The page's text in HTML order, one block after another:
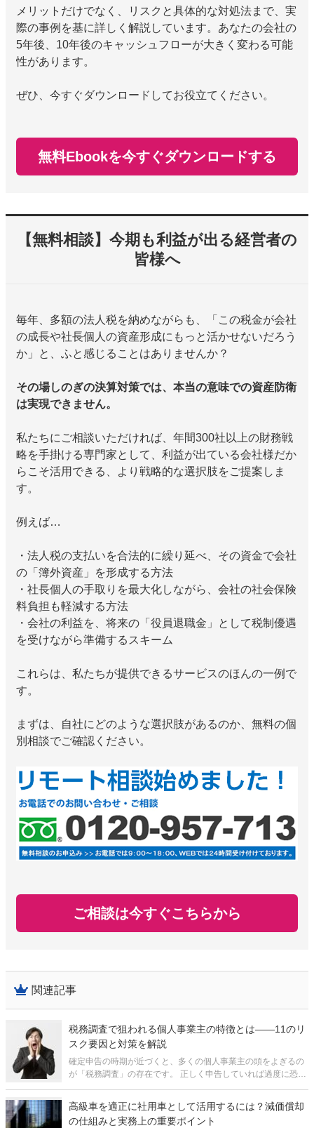
メリットだけでなく、リスクと具体的な対処法まで、実
際の事例を基に詳しく解説しています。あなたの会社の
5年後、10年後のキャッシュフローが大きく変わる可能
性があります。
ぜひ、今すぐダウンロードしてお役立てください。
無料Ebookを今すぐダウンロードする
【無料相談】今期も利益が出る経営者の
皆様へ
毎年、多額の法人税を納めながらも、「この税金が会社
の成長や社長個人の資産形成にもっと活かせないだろう
か」と、ふと感じることはありませんか？
その場しのぎの決算対策では、本当の意味での資産防衛
は実現できません。
私たちにご相談いただければ、年間300社以上の財務戦
略を手掛ける専門家として、利益が出ている会社様だか
らこそ活用できる、より戦略的な選択肢をご提案しま
す。
例えば…
・法人税の支払いを合法的に繰り延べ、その資金で会社
の「簿外資産」を形成する方法
・社長個人の手取りを最大化しながら、会社の社会保険
料負担も軽減する方法
・会社の利益を、将来の「役員退職金」として税制優遇
を受けながら準備するスキーム
これらは、私たちが提供できるサービスのほんの一例で
す。
まずは、自社にどのような選択肢があるのか、無料の個
別相談でご確認ください。
ご相談は今すぐこちらから
関連記事
税務調査で狙われる個人事業主の特徴とは――11のリ
スク要因と対策を解説
確定申告の時期が近づくと、多くの個人事業主の頭をよぎるの
が「税務調査」の存在です。 正しく申告していれば過度に恐れ
ミスが生じることもあります。では、どこに注意すれば税務調
査で指摘されるリスクを下
高級車を適正に社用車として活用するには？減価償却
の仕組みと実務上の重要ポイント